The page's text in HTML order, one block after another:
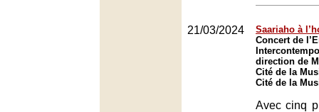
21/03/2024
Saariaho à
Concert de
direction de
Cité de la
Cité de la
Avec cinq